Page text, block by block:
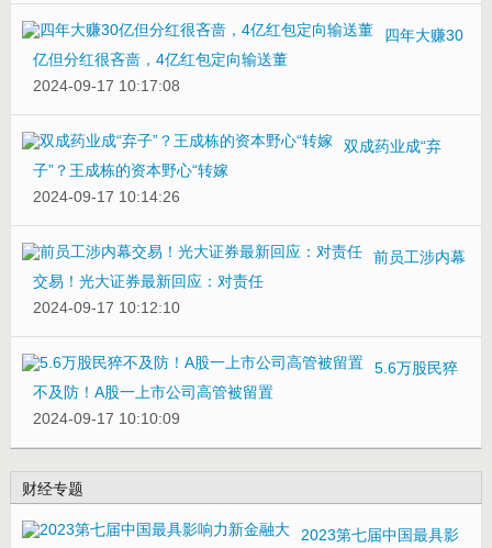
四年大赚30
亿但分红很吝啬，4亿红包定向输送董
2024-09-17 10:17:08
双成药业成“弃
子”？王成栋的资本野心“转嫁
2024-09-17 10:14:26
前员工涉内幕
交易！光大证券最新回应：对责任
2024-09-17 10:12:10
5.6万股民猝
不及防！A股一上市公司高管被留置
2024-09-17 10:10:09
财经专题
2023第七届中国最具影